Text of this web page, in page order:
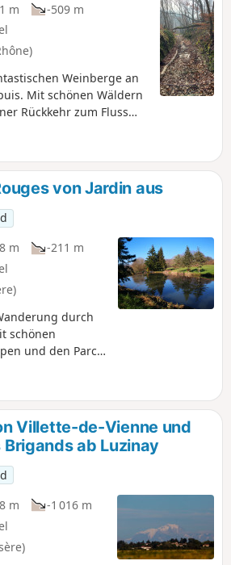
m
-509 m
Weinberge an
Mit schönen Wäldern
Rückkehr zum Fluss
Rhonetal.
von Jardin aus
m
-211 m
durch
schönen
und den Parc
auf dem
scheint Probleme
An der
diesem WP (1),
des Frères),
und weiter
zurückkehren.
Villette-de-Vienne und
ab Luzinay
m
-1 016 m